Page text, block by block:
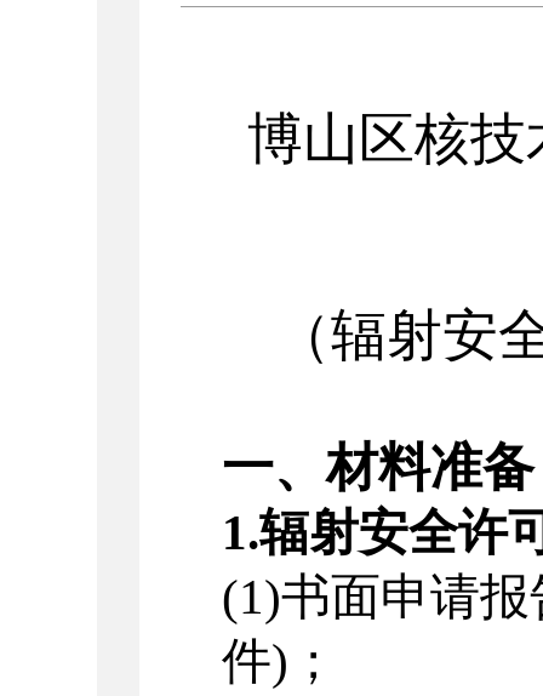
博山区核
（辐射安
一、材料准
1.辐射安全许
(1)书面申请报
件) ；